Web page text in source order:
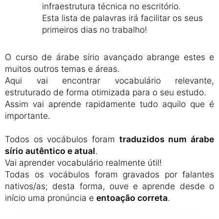
infraestrutura técnica no escritório.
Esta lista de palavras irá facilitar os seus
primeiros dias no trabalho!
O curso de árabe sírio avançado abrange estes e
muitos outros temas e áreas.
Aqui vai encontrar vocabulário relevante,
estruturado de forma otimizada para o seu estudo.
Assim vai aprende rapidamente tudo aquilo que é
importante.
Todos os vocábulos foram traduzidos num árabe
sírio autêntico e atual.
Vai aprender vocabulário realmente útil!
Todas os vocábulos foram gravados por falantes
nativos/as; desta forma, ouve e aprende desde o
início uma pronúncia e entoação correta.